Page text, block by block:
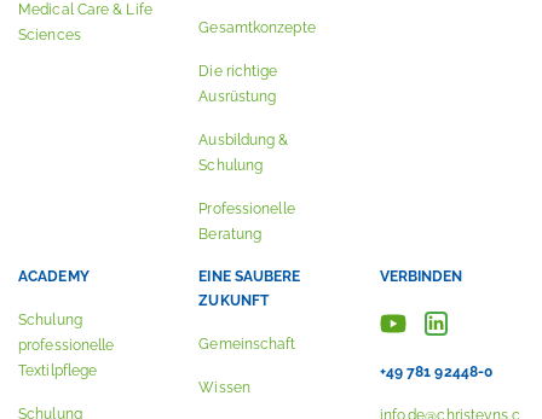
Medical Care & Life
Sciences
Gesamtkonzepte
Die richtige
Ausrüstung
Ausbildung &
Schulung
Professionelle
Beratung
ACADEMY
Schulung
professionelle
Textilpflege
Schulung
EINE SAUBERE
ZUKUNFT
Gemeinschaft
Wissen
VERBINDEN
+49 781 92448-0
info.de@christeyns.c